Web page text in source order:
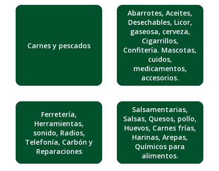
Carnes y pescados
Abarrotes, Aceites,
Desechables, Licor,
gaseosa, cerveza,
Cigarrillos,
Confitería. Mascotas,
cuidos,
medicamentos,
accesorios.
Ferretería,
Herramientas,
sonido, Radios,
Telefonía, Carbón y
Reparaciones
Salsamentarias,
Salsas, Quesos, pollo,
Huevos, Carnes frías,
Harinas, Arepas,
Químicos para
alimentos.